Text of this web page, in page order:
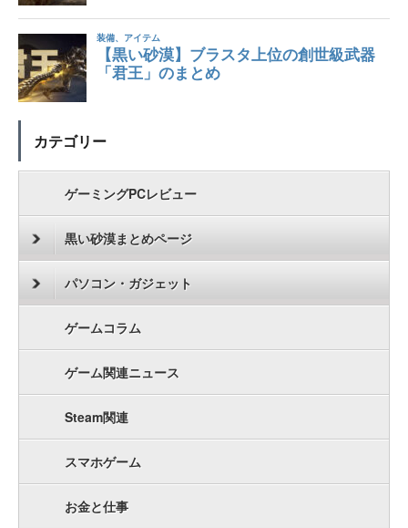
カテゴリー
ゲーミングPCレビュー
黒い砂漠まとめページ
パソコン・ガジェット
ゲームコラム
ゲーム関連ニュース
Steam関連
スマホゲーム
お金と仕事